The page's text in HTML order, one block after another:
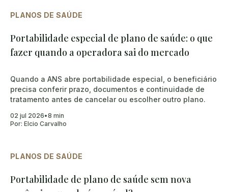
PLANOS DE SAÚDE
Portabilidade especial de plano de saúde: o que
fazer quando a operadora sai do mercado
Quando a ANS abre portabilidade especial, o beneficiário
precisa conferir prazo, documentos e continuidade de
tratamento antes de cancelar ou escolher outro plano.
02 jul 2026•8 min
Por: Elcio Carvalho
PLANOS DE SAÚDE
Portabilidade de plano de saúde sem nova